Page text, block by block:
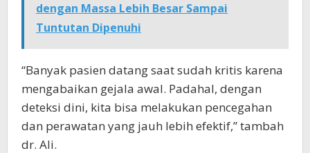
dengan Massa Lebih Besar Sampai
Tuntutan Dipenuhi
“Banyak pasien datang saat sudah kritis karena
mengabaikan gejala awal. Padahal, dengan
deteksi dini, kita bisa melakukan pencegahan
dan perawatan yang jauh lebih efektif,” tambah
dr. Ali.